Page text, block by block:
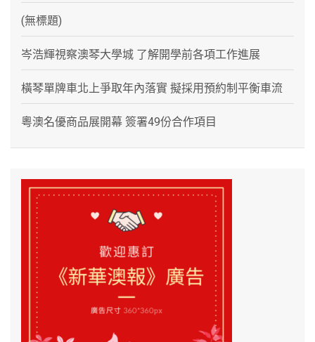
(無標題)
岑浩輝視察澳琴大學城 了解開學前各項工作進展
橫琴單牌車北上爭取年內落實 擬採用預約制平衡車流
粵澳名優商品展開幕 簽署49份合作項目